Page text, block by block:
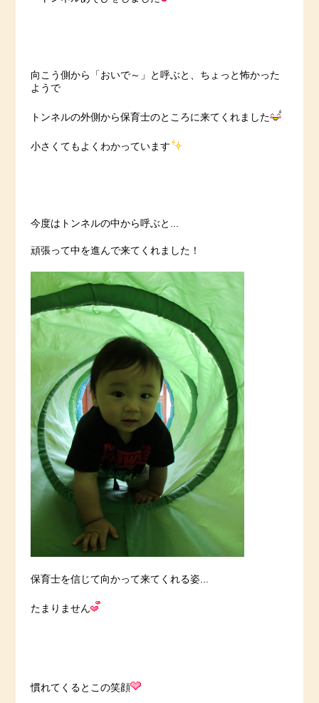
向こう側から「おいで～」と呼ぶと、ちょっと怖かった
ようで
トンネルの外側から保育士のところに来てくれました
小さくてもよくわかっています
今度はトンネルの中から呼ぶと...
頑張って中を進んで来てくれました！
保育士を信じて向かって来てくれる姿...
たまりません
慣れてくるとこの笑顔